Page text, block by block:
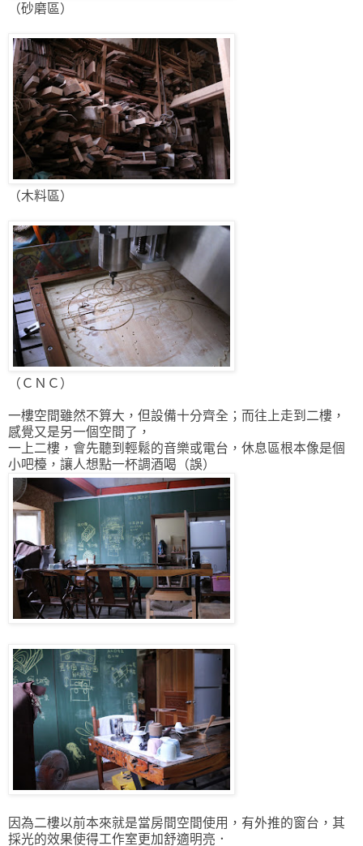
（砂磨區）
（木料區）
（ＣＮＣ）
一樓空間雖然不算大，但設備十分齊全；而往上走到二樓，
感覺又是另一個空間了，
一上二樓，會先聽到輕鬆的音樂或電台，休息區根本像是個
小吧檯，讓人想點一杯調酒喝（誤）
因為二樓以前本來就是當房間空間使用，有外推的窗台，其
採光的效果使得工作室更加舒適明亮．